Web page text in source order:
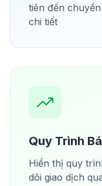
tiên đến
chi tiết
Quy Trình
Hiển thị quy
dõi giao dịch